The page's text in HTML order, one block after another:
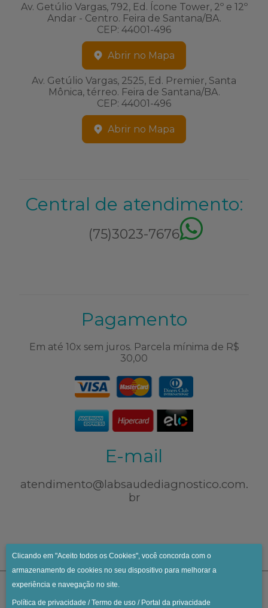
Av. Getúlio Vargas, 792, Ed. Ícone Tower, 2º e 12º
Andar - Centro. Feira de Santana/BA.
CEP: 44001-496
Abrir no Mapa
Av. Getúlio Vargas, 2525, Ed. Premier, Santa
Mônica, térreo. Feira de Santana/BA.
CEP: 44001-496
Abrir no Mapa
Central de atendimento:
(75)3023-7676
Pagamento
Em até 10x sem juros. Parcela mínima de R$
30,00
E-mail
atendimento@labsaudediagnostico.com.
br
Clicando em "Aceito todos os Cookies", você concorda com o
armazenamento de cookies no seu dispositivo para melhorar a
experiência e navegação no site.
Política de privacidade /Termo de uso / Portal da privacidade